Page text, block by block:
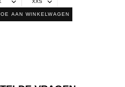
AAN WINKELWAGEN